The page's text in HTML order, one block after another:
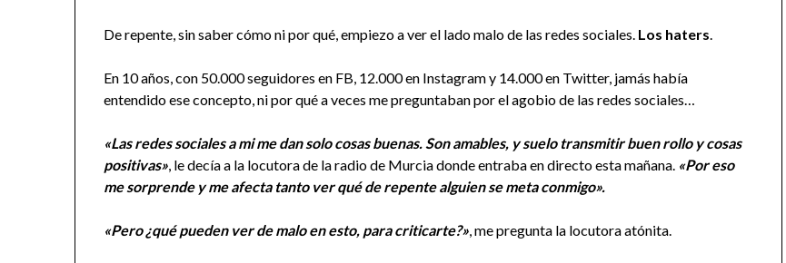
De repente, sin saber cómo ni por qué, empiezo a ver el lado malo de las redes sociales. Los haters
En 10 años, con 50.000 seguidores en FB, 12.000 en Instagram y 14.000 en Twitter, jamás había
entendido ese concepto, ni por qué a veces me preguntaban por el agobio de las redes sociales…
«Las redes sociales a mi me dan solo cosas buenas. Son amables, y suelo transmitir buen rollo y cosas
positivas» , le decía a la locutora de la radio de Murcia donde entraba en directo esta mañana. «Por eso
me sorprende y me afecta tanto ver qué de repentealguien se meta conmigo».
«Pero ¿qué pueden ver de malo en esto, para criticarte?» , me pregunta la locutora atónita.